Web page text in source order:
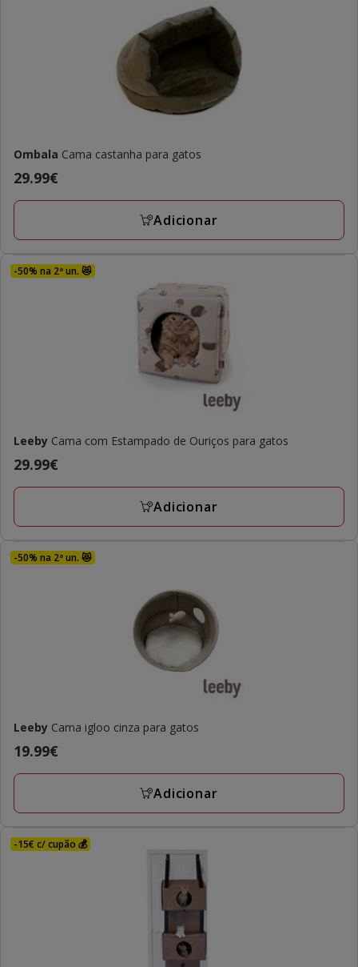
Ombala Cama castanha para gatos
Preço
29.99€
29.99€
Adicionar
-50% na 2ª un. 😻
Leeby Cama com Estampado de Ouriços para gatos
Preço
29.99€
29.99€
Adicionar
-50% na 2ª un. 😻
Leeby Cama igloo cinza para gatos
Preço
19.99€
19.99€
Adicionar
-15€ c/ cupão 💰